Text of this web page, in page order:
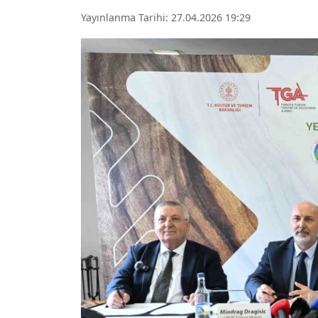
Yayınlanma Tarihi: 27.04.2026 19:29